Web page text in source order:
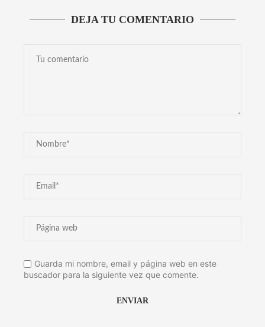
DEJA TU COMENTARIO
Guarda mi nombre, email y página web en este
buscador para la siguiente vez que comente.